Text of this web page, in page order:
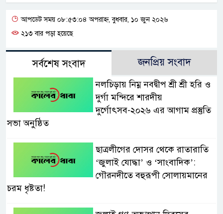
আপডেট সময় ০৮:৫৩:০৪ অপরাহ্ন, বুধবার, ১০ জুন ২০২৬
২১৩ বার পড়া হয়েছে
সর্বশেষ সংবাদ জনপ্রিয় সংবাদ
নলচিড়ায় নিম্ন নবদ্বীপ শ্রী শ্রী হরি ও
দুর্গা মন্দিরে শারদীয়
দুর্গোৎসব-২০২৬ এর আগাম প্রস্তুতি
সভা অনুষ্ঠিত
ছাত্রলীগের দোসর থেকে রাতারাতি
‘জুলাই যোদ্ধা’ ও ‘সাংবাদিক’:
গৌরনদীতে বহুরূপী সোলায়মানের
চরম ধৃষ্টতা!